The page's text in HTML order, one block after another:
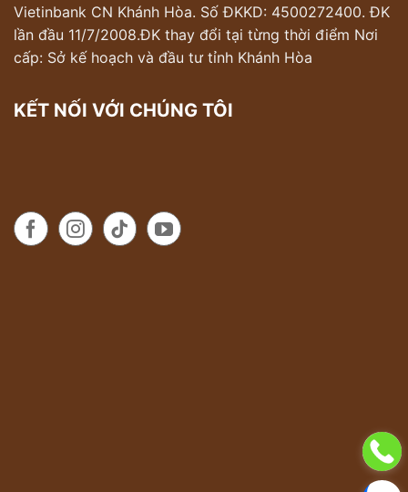
Vietinbank CN Khánh Hòa. Số ĐKKD: 4500272400. ĐK
lần đầu 11/7/2008.ĐK thay đổi tại từng thời điểm Nơi
cấp: Sở kế hoạch và đầu tư tỉnh Khánh Hòa
KẾT NỐI VỚI CHÚNG TÔI